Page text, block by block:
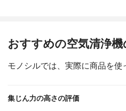
おすすめの空気清浄
モノシルでは、実際に商品を使
集じん力の高さの評価